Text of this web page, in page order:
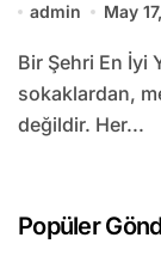
admin May
Bir Şehri En İyi Yazarlar Anlatır Şehirler yalnızca
sokaklardan,
değildir. Her...
Popüler